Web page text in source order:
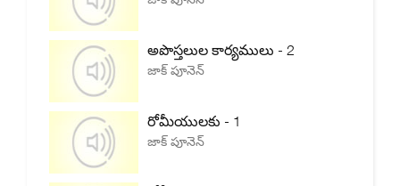
అపొస్తలుల కార్యములు - 2
జాక్ పూనెన్
రోమీయులకు - 1
జాక్ పూనెన్